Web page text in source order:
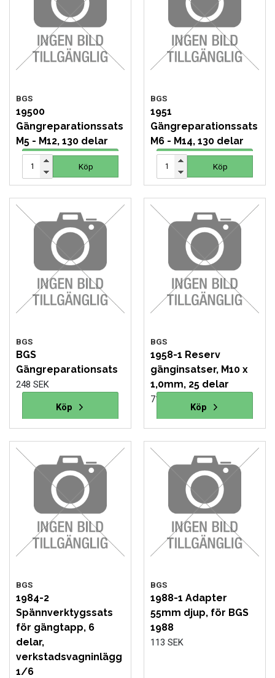
MOTORCYKEL VERKSTAD
OLJA OCH KEM
OLJE OCH SMÖRJHANTERING
PUMPAR
SKYDDSUTRUSTNING
SLANGVINDOR
STEGAR, STÖD OCH PLATTFORMAR
TUNGA FORDON UNIVERSAL
VERKSTADSUTRUSTNING
VERKTYG
VÄSKOR OCH BOXAR
OM OSS
BGS
19500
Gängreparationssats
M5 - M12, 130 delar
750 SEK
Köp
BGS
1951
Gängreparationssats
M6 - M14, 130 delar
1 405 SEK
Köp
BGS
BGS
Gängreparationsats
248 SEK
Läs mer
Köp
BGS
1958-1 Reserv
gänginsatser, M10 x
1,0mm, 25 delar
71 SEK
Läs mer
Köp
BGS
1984-2
Spännverktygssats
för gängtapp, 6
delar,
verkstadsvagninlägg
1/6
BGS
1988-1 Adapter
55mm djup, för BGS
1988
113 SEK